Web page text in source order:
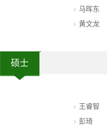
马晖东
黄文龙
硕士
王睿智
彭琦